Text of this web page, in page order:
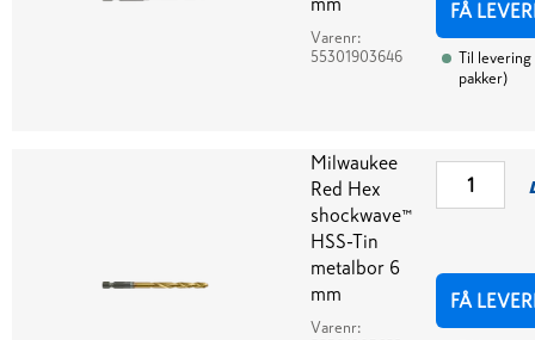
Varenr:
55301903646
FÅ
Til levering
pakker)
Milwaukee
Red Hex
shockwave™
HSS-Tin
metalbor 6
mm
Varenr:
FÅ